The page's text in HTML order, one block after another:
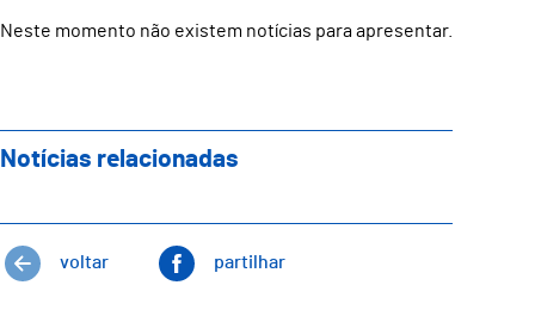
Neste momento não existem notícias para apresentar.
Notícias relacionadas
voltar partilhar